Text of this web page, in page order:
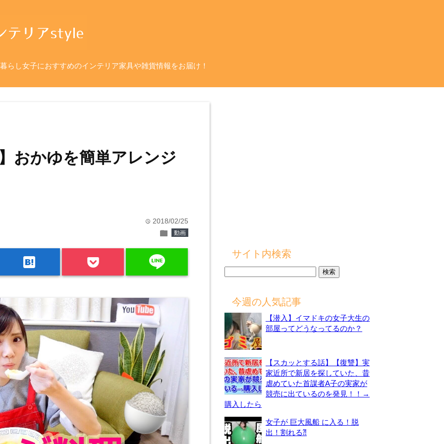
らし女子におすすめのインテリア家具や雑貨情報をお届け！
おかゆを簡単アレンジ
time 2018/02/25
folder 動画
hatenabookmark line サイト内検索
今週の人気記事
【潜入】イマドキの女子大生の
部屋ってどうなってるのか？
【スカッとする話】【復讐】実
家近所で新居を探していた、昔
虐めていた首謀者A子の実家が
競売に出ているのを発見！！→
購入したら
女子が 巨大風船 に入る！脱
出！割れる⁈